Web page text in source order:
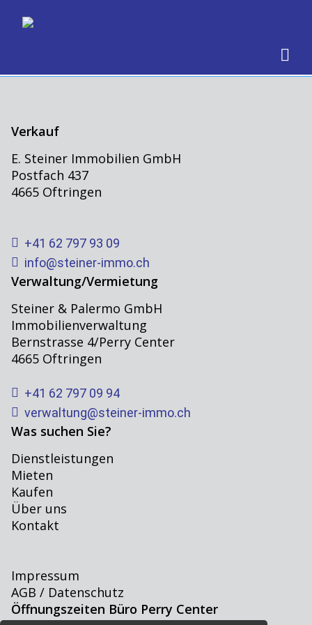
Verkauf
E. Steiner Immobilien GmbH
Postfach 437
4665 Oftringen
+41 62 797 93 09
info@steiner-immo.ch
Verwaltung/Vermietung
Steiner & Palermo GmbH
Immobilienverwaltung
Bernstrasse 4/Perry Center
4665 Oftringen
+41 62 797 09 94
verwaltung@steiner-immo.ch
Was suchen Sie?
Dienstleistungen
Mieten
Kaufen
Über uns
Kontakt
Impressum
AGB / Datenschutz
Öffnungszeiten Büro Perry Center